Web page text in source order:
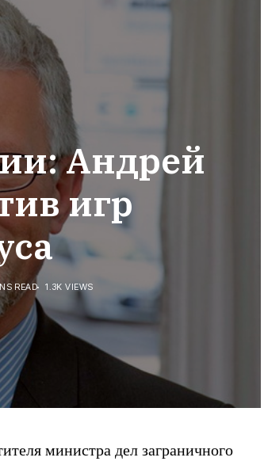
Андрей
игр
READ 1.3K VIEWS
министра дел заграничного